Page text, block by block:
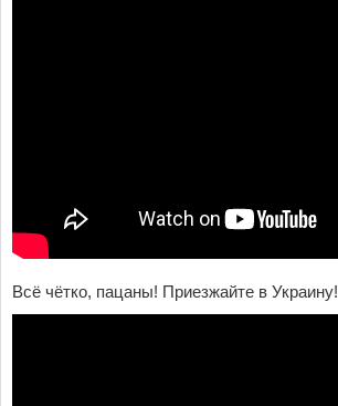
Всё чётко, пацаны! Приезжайте в Украину!